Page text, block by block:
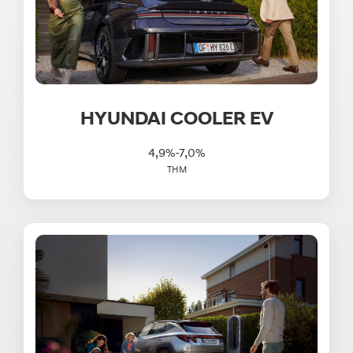
HYUNDAI COOLER EV
4,9%-7,0%
THM